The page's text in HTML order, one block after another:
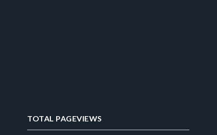
TOTAL PAGEVIEWS